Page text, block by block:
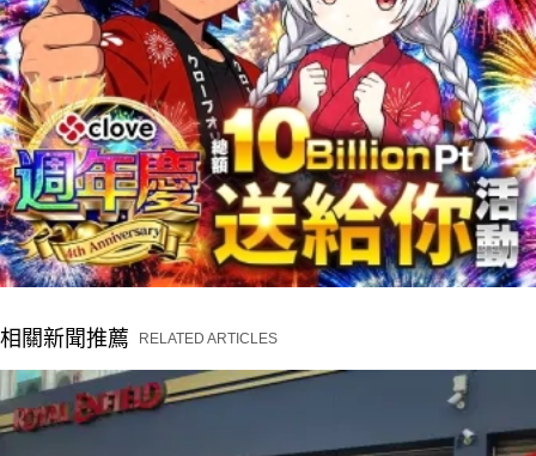
相關新聞推薦 RELATED ARTICLES